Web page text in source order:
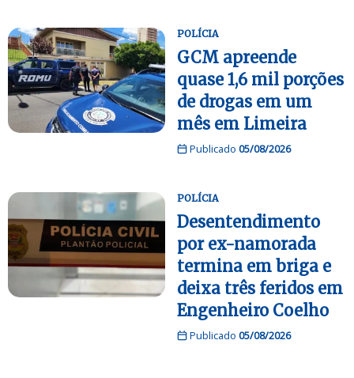
POLÍCIA
GCM apreende
quase 1,6 mil porções
de drogas em um
mês em Limeira
Publicado 05/08/2026
POLÍCIA
Desentendimento
por ex-namorada
termina em briga e
deixa três feridos em
Engenheiro Coelho
Publicado 05/08/2026